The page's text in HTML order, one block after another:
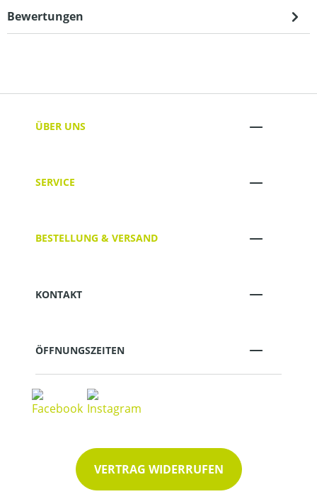
Bewertungen
ÜBER UNS
SERVICE
BESTELLUNG & VERSAND
KONTAKT
ÖFFNUNGSZEITEN
VERTRAG WIDERRUFEN